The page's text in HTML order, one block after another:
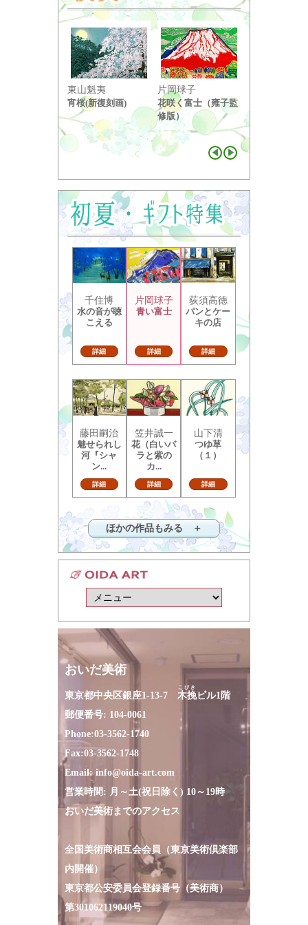
東山魁夷
宵桜(新復刻画)
片岡球子
花咲く富士（雍子監
修版）
千住博
水の音が聴
こえる
詳細
片岡球子
青い富士
詳細
荻須高徳
パンとケー
キの店
詳細
藤田嗣治
魅せられし
河『シャ
ン...
詳細
笠井誠一
花（白いバ
ラと紫の
カ...
詳細
山下清
つゆ草
（１）
詳細
ほかの作品もみる ＋
おいだ美術
東京都中央区銀座1-13-7 木挽
こびき
ビル1階
郵便番号: 104-0061
Phone:03-3562-1740
Fax:03-3562-1748
Email: info@oida-art.com
営業時間: 月～土(祝日除く) 10～19時
おいだ美術までのアクセス
全国美術商相互会会員（東京美術倶楽部
内開催）
東京都公安委員会登録番号（美術商）
第301062119040号